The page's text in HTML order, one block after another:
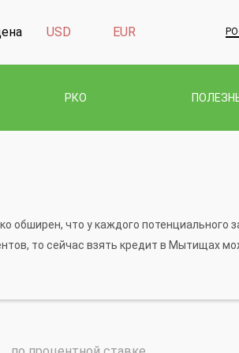
USD EUR
РКО
обширен, что у каждого потенциального
то сейчас взять кредит в Мытищах